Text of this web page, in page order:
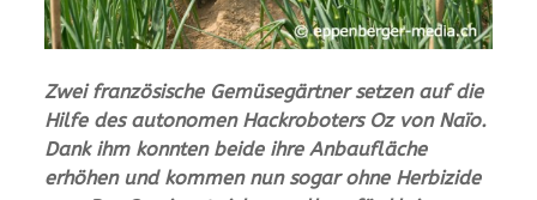
Zwei französische Gemüsegärtner setzen auf die
Hilfe des autonomen Hackroboters Oz von Naïo.
Dank ihm konnten beide ihre Anbaufläche
erhöhen und kommen nun sogar ohne Herbizide